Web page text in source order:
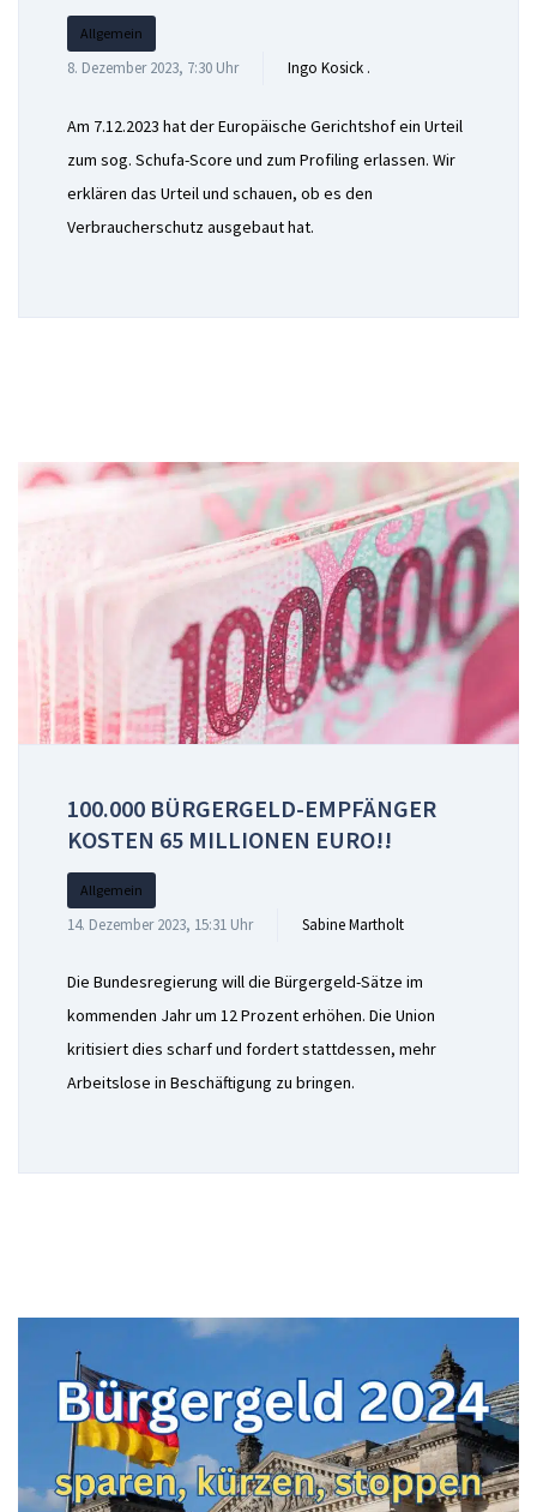
Allgemein
8. Dezember 2023, 7:30 Uhr Ingo Kosick .
Am 7.12.2023 hat der Europäische Gerichtshof ein Urteil
zum sog. Schufa-Score und zum Profiling erlassen. Wir
erklären das Urteil und schauen, ob es den
Verbraucherschutz ausgebaut hat.
100.000 BÜRGERGELD-EMPFÄNGER
KOSTEN 65 MILLIONEN EURO!!
Allgemein
14. Dezember 2023, 15:31 Uhr Sabine Martholt
Die Bundesregierung will die Bürgergeld-Sätze im
kommenden Jahr um 12 Prozent erhöhen. Die Union
kritisiert dies scharf und fordert stattdessen, mehr
Arbeitslose in Beschäftigung zu bringen.